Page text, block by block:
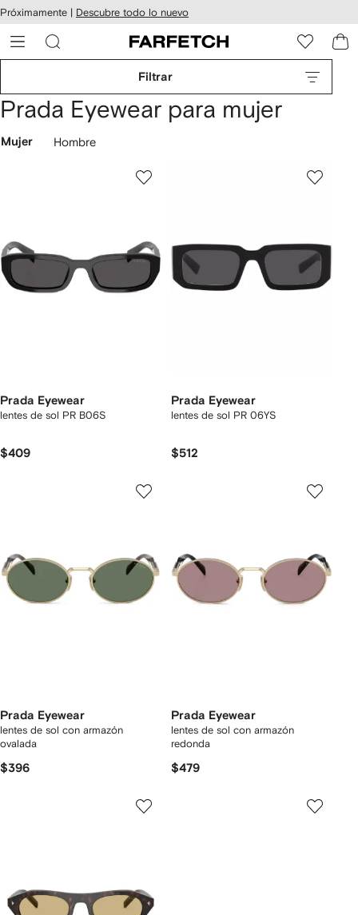
al
Próximamente | Descubre todo lo nuevo
Filtrar
Prada Eyewear para mujer
Mujer Hombre
Prada Eyewear
lentes de sol PR B06S
$409
Prada Eyewear
lentes de sol PR 06YS
$512
Prada Eyewear
lentes de sol con armazón
ovalada
$396
Prada Eyewear
lentes de sol con armazón
redonda
$479